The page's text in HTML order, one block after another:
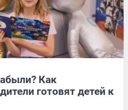
Как
готовят детей к